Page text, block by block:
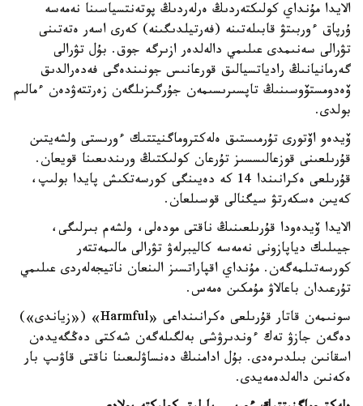
الايدا مۇنداي كولىكتەردىڭ ەرلەردىڭ پوتەنتسياسىنا نەمەسە
ۇرپاق ءوربىتۋ قابىلەتىنە (فەرتيلدىگىنە) كەرى اسەر ەتەتىنى
تۋرالى سەنىمدى عىلىمي دالەلدەر ازىرگە جوق. بۇل تۋرالى
گەرمانيانىڭ رادياتسيالىق قورعانىس جونىندەگى فەدەرالدىق
ۆەدومستۆوسىنىڭ تاپسىرىسىمەن جۇرگىزىلگەن زەرتتەۋدەن ءمالىم
بولدى.
ۆيدەو اۆتورى تۇرمىستىق ەلەكتروماگنيتتىك ءورىستى ولشەيتىن
قۇرىلعىنى قوزعالىسسىز تۇرعان كولىكتىڭ ورىندىعىنا قويعان.
قۇرىلعى ەكرانىندا 14 كە دەيىنگى كورسەتكىش پايدا بولىپ،
كەيىن ەسكەرتۋ سيگنالى قوسىلعان.
الايدا ۆيدەودا قۇرىلعىنىڭ ناقتى مودەلى، ولشەم بىرلىگى،
جيىلىك دياپازونى نەمەسە كاليبرلەۋ تۋرالى مالىمەتتەر
كورسەتىلمەگەن. مۇنداي اقپاراتسىز الىنعان ناتيجەلەردى عىلىمي
تۇرعىدان باعالاۋ مۇمكىن ەمەس.
سونىمەن قاتار قۇرىلعى ەكرانىنداعى «Harmful» («زياندى»)
دەگەن جازۋ تەك ءوندىرۋشى بەلگىلەگەن شەكتى دەڭگەيدەن
اسقانىن بىلدىرەدى. بۇل ادامنىڭ دەنساۋلىعىنا ناقتى قاۋىپ بار
ەكەنىن دالەلدەمەيدى.